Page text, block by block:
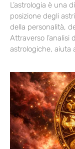
L’astrologia è una
posizione degli
della personalità,
Attraverso l’analisi
astrologiche, aiuta